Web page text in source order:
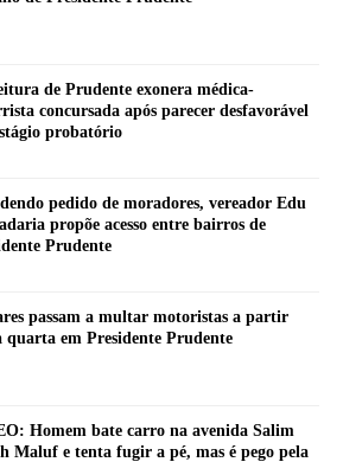
de Prudente exonera médica-
concursada após parecer desfavorável
probatório
pedido de moradores, vereador Edu
propõe acesso entre bairros de
Prudente
passam a multar motoristas a partir
quarta em Presidente Prudente
Homem bate carro na avenida Salim
Maluf e tenta fugir a pé, mas é pego pela